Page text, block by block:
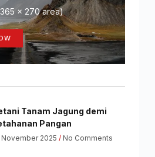
x 270 area)
Tanam Jagung demi
Pangan
November 2025 No Comments